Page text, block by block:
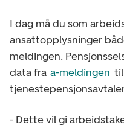
I dag må du som
ansattopplysninger
meldingen.
data fra a-meldingen
- Dette vil gi